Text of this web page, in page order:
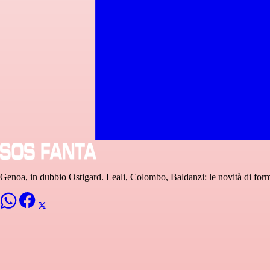
Genoa, in dubbio Ostigard. Leali, Colombo, Baldanzi: le novità di